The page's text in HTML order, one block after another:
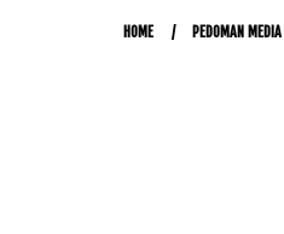
HOME PEDOMAN